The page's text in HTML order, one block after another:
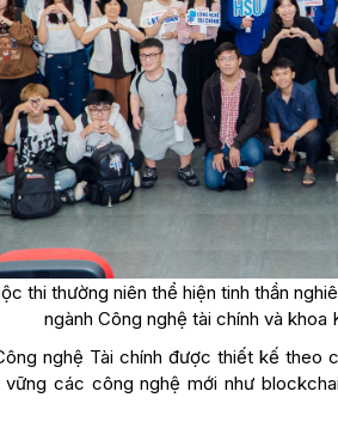
thi thường niên thể hiện tinh thần
ngành Công nghệ tài chính và khoa
nghệ Tài chính được thiết kế
các công nghệ mới như